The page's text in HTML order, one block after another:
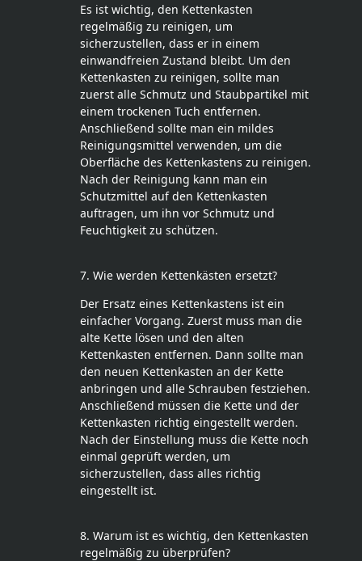
Es ist wichtig, den Kettenkasten
regelmäßig zu reinigen, um
sicherzustellen, dass er in einem
einwandfreien Zustand bleibt. Um den
Kettenkasten zu reinigen, sollte man
zuerst alle Schmutz und Staubpartikel mit
einem trockenen Tuch entfernen.
Anschließend sollte man ein mildes
Reinigungsmittel verwenden, um die
Oberfläche des Kettenkastens zu reinigen.
Nach der Reinigung kann man ein
Schutzmittel auf den Kettenkasten
auftragen, um ihn vor Schmutz und
Feuchtigkeit zu schützen.
7. Wie werden Kettenkästen ersetzt?
Der Ersatz eines Kettenkastens ist ein
einfacher Vorgang. Zuerst muss man die
alte Kette lösen und den alten
Kettenkasten entfernen. Dann sollte man
den neuen Kettenkasten an der Kette
anbringen und alle Schrauben festziehen.
Anschließend müssen die Kette und der
Kettenkasten richtig eingestellt werden.
Nach der Einstellung muss die Kette noch
einmal geprüft werden, um
sicherzustellen, dass alles richtig
eingestellt ist.
8. Warum ist es wichtig, den Kettenkasten
regelmäßig zu überprüfen?